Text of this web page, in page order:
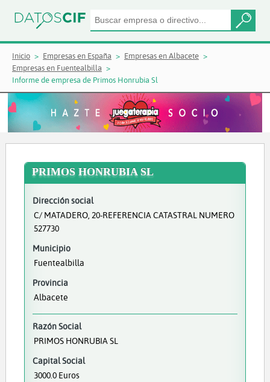
Inicio Empresas en España
Empresas en Albacete
Empresas en Fuentealbilla
Informe de empresa de Primos Honrubia Sl
PRIMOS HONRUBIA SL
Dirección social
C/ MATADERO, 20-REFERENCIA CATASTRAL NUMERO
527730
Municipio
Fuentealbilla
Provincia
Albacete
Razón Social
PRIMOS HONRUBIA SL
Capital Social
3000.0 Euros